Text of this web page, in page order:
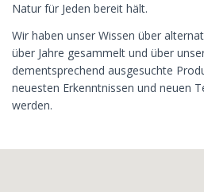
Natur für Jeden bereit hält.
Wir haben unser Wissen über
über Jahre gesammelt und über
dementsprechend ausgesuchte
neuesten Erkenntnissen und neuen
werden.